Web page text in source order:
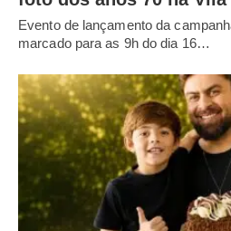
Evento de lançamento da
marcado para as 9h do dia 16…